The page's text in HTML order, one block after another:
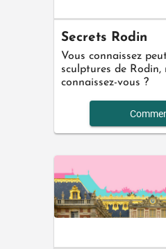
Secrets Rodin
Vous connaissez
sculptures de Rodin,
connaissez-vous ?